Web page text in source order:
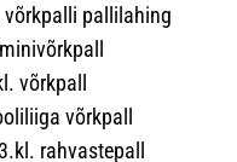
pallilahing
võrkpall
võrkpall
rahvastepall